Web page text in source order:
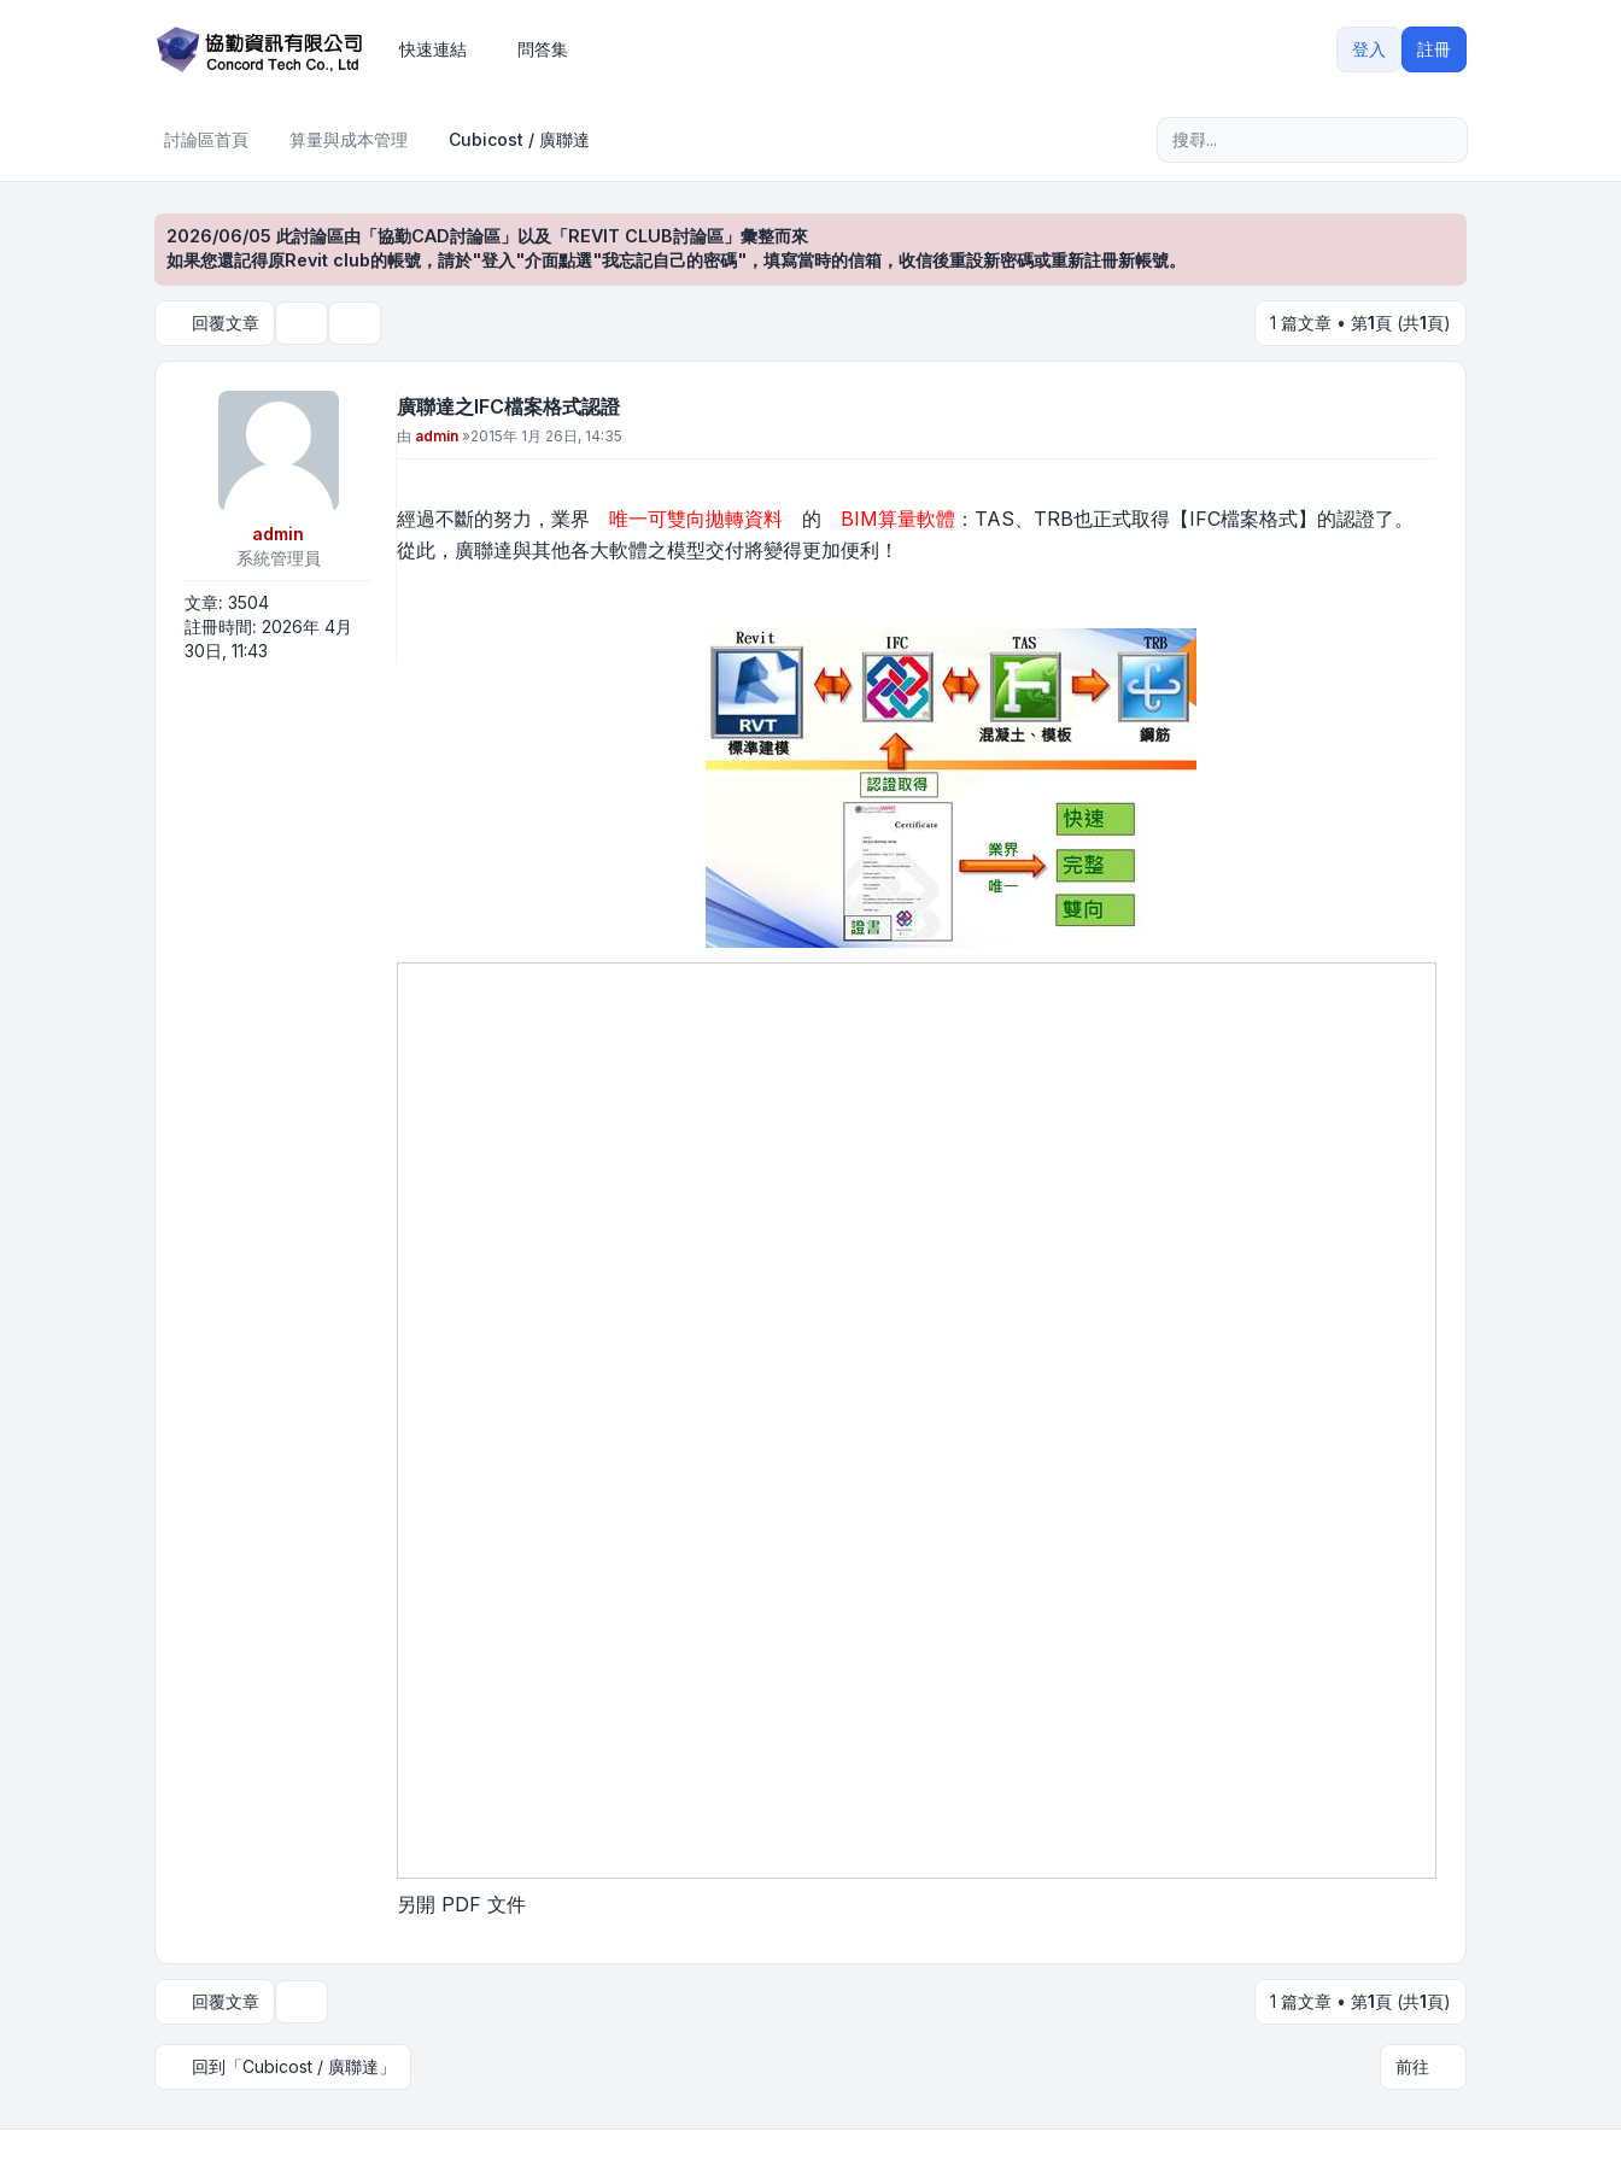
快速連結 問答集 登入 註冊
討論區首頁 算量與成本管理 Cubicost / 廣聯達
2026/06/05 此討論區由「協勤CAD討論區」以及「REVIT CLUB討論區」彙整而來
如果您還記得原Revit club的帳號，請於"登入"介面點選"我忘記自己的密碼"，填寫當時的信箱，收信後重設新密碼或重新註冊新帳號。
回覆文章 1 篇文章 • 第1頁 (共1頁)
admin
系統管理員
文章: 3504
註冊時間: 2026年 4月
30日, 11:43
廣聯達之IFC檔案格式認證
文章
由 admin »2015年 1月 26日, 14:35
經過不斷的努力，業界 唯一可雙向拋轉資料 的 BIM算量軟體 ：TAS、TRB也正式取得【IFC檔案格式】的認證了。
從此，廣聯達與其他各大軟體之模型交付將變得更加便利！
另開 PDF 文件
回覆文章 1 篇文章 • 第1頁 (共1頁)
回到「Cubicost / 廣聯達」 前往